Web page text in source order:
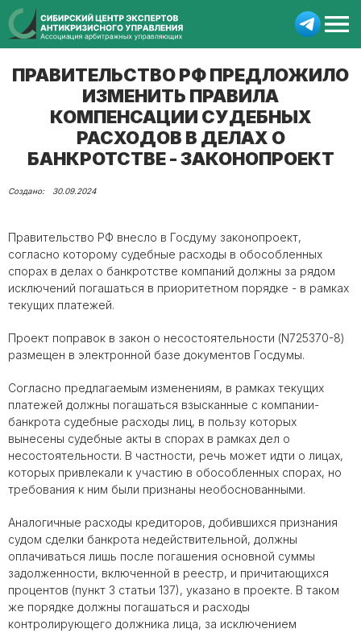
ПРАВИТЕЛЬСТВО РФ ПРЕДЛОЖИЛО
ИЗМЕНИТЬ ПРАВИЛА
КОМПЕНСАЦИИ СУДЕБНЫХ
РАСХОДОВ В ДЕЛАХ О
БАНКРОТСТВЕ - ЗАКОНОПРОЕКТ
30.09.2024
Правительство РФ внесло в Госдуму законопроект,
согласно которому судебные расходы в обособленных
спорах в делах о банкротстве компаний должны за рядом
исключений погашаться в приоритетном порядке - в рамках
текущих платежей.
Проект поправок в закон о несостоятельности (N725370-8)
размещен в электронной базе документов Госдумы.
Согласно предлагаемым изменениям, в рамках текущих
платежей должны погашаться взысканные с компании-
банкрота судебные расходы лиц, в пользу которых
вынесены судебные акты в спорах в рамках дел о
несостоятельности. В частности, речь может идти о лицах,
которых привлекали к участию в обособленных спорах, но
требования к ним были признаны необоснованными.
Аналогичные расходы кредиторов, добившихся признания
судом сделки банкрота недействительной, должны
оплачиваться лишь после погашения основной суммы
задолженности, включенной в реестр, и причитающихся
процентов (пункт 3 статьи 137), указано в проекте. В таком
же порядке должны погашаться и расходы
контролирующего должника лица, за исключением